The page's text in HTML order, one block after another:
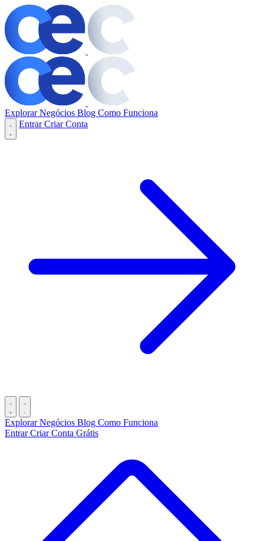
Explorar Negócios Blog Como Funciona
EntrarCriar Conta
Explorar Negócios Blog Como Funciona
EntrarCriar Conta Grátis